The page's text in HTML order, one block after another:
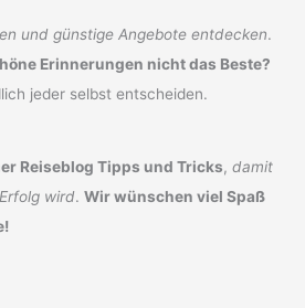
und günstige Angebote entdecken.
Erinnerungen nicht das Beste?
jeder selbst entscheiden.
Reiseblog Tipps und Tricks,damit
wird.Wir wünschen viel Spaß